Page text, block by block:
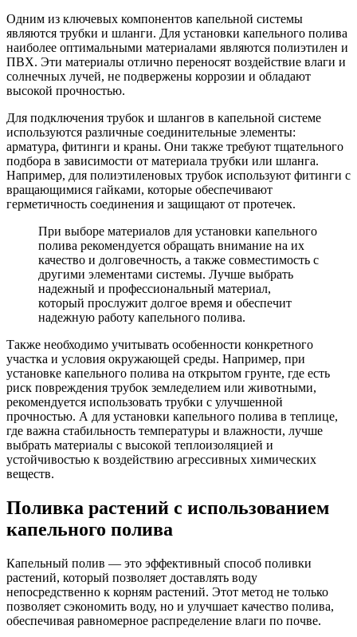
Одним из ключевых компонентов капельной системы
являются трубки и шланги. Для установки капельного полива
наиболее оптимальными материалами являются полиэтилен и
ПВХ. Эти материалы отлично переносят воздействие влаги и
солнечных лучей, не подвержены коррозии и обладают
высокой прочностью.
Для подключения трубок и шлангов в капельной системе
используются различные соединительные элементы:
арматура, фитинги и краны. Они также требуют тщательного
подбора в зависимости от материала трубки или шланга.
Например, для полиэтиленовых трубок используют фитинги с
вращающимися гайками, которые обеспечивают
герметичность соединения и защищают от протечек.
При выборе материалов для установки капельного
полива рекомендуется обращать внимание на их
качество и долговечность, а также совместимость с
другими элементами системы. Лучше выбрать
надежный и профессиональный материал,
который прослужит долгое время и обеспечит
надежную работу капельного полива.
Также необходимо учитывать особенности конкретного
участка и условия окружающей среды. Например, при
установке капельного полива на открытом грунте, где есть
риск повреждения трубок земледелием или животными,
рекомендуется использовать трубки с улучшенной
прочностью. А для установки капельного полива в теплице,
где важна стабильность температуры и влажности, лучше
выбрать материалы с высокой теплоизоляцией и
устойчивостью к воздействию агрессивных химических
веществ.
Поливка растений с использованием
капельного полива
Капельный полив — это эффективный способ поливки
растений, который позволяет доставлять воду
непосредственно к корням растений. Этот метод не только
позволяет сэкономить воду, но и улучшает качество полива,
обеспечивая равномерное распределение влаги по почве.